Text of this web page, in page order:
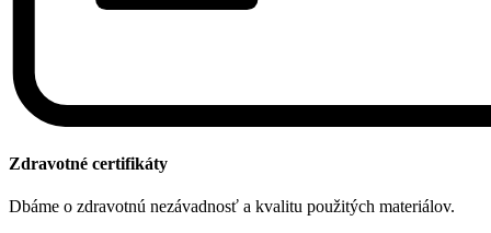
Zdravotné certifikáty
Dbáme o zdravotnú nezávadnosť a kvalitu použitých materiálov.